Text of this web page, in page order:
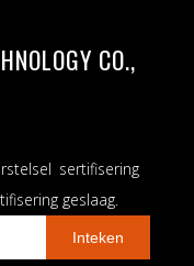
CO.,
sertifisering
geslaag.
Inteken